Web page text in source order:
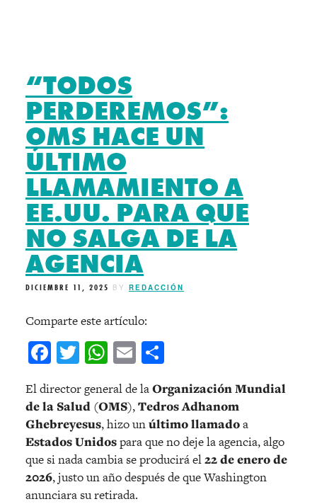
“TODOS
PERDEREMOS”:
OMS HACE UN
ÚLTIMO
LLAMAMIENTO A
EE.UU. PARA QUE
NO SALGA DE LA
AGENCIA
DICIEMBRE 11, 2025 BY REDACCIÓN
Comparte este artículo:
Facebook
Twitter
WhatsApp
Email
El director general de laOrganización Mundial
de la Salud (OMS),Tedros Adhanom
Ghebreyesus, hizo unúltimo llamadoa
Estados Unidospara que no deje la agencia, algo
que si nada cambia se producirá el22 de enero de
2026, justo un año después de que Washington
anunciara su retirada.